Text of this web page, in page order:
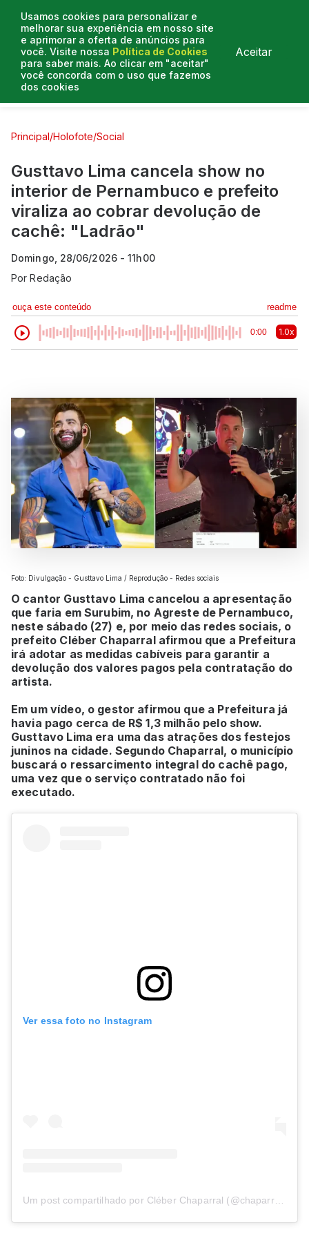
Usamos cookies para personalizar e
melhorar sua experiência em nosso site
e aprimorar a oferta de anúncios para
você. Visite nossa Política de Cookies
para saber mais. Ao clicar em "aceitar"
você concorda com o uso que fazemos
dos cookies
Aceitar
Curtas e Venenosas
Principal/Holofote/Social
Gusttavo Lima cancela show no
interior de Pernambuco e prefeito
viraliza ao cobrar devolução de
cachê: "Ladrão"
Domingo, 28/06/2026 - 11h00
PorRedação
ouça este conteúdo readme
0:00 1.0x
Foto: Divulgação - Gusttavo Lima / Reprodução - Redes sociais
O cantor Gusttavo Lima cancelou a apresentação
que faria em Surubim, no Agreste de Pernambuco,
neste sábado (27) e, por meio das redes sociais, o
prefeito Cléber Chaparral afirmou que a Prefeitura
irá adotar as medidas cabíveis para garantir a
devolução dos valores pagos pela contratação do
artista.
Em um vídeo, o gestor afirmou que a Prefeitura já
havia pago cerca de R$ 1,3 milhão pelo show.
Gusttavo Lima era uma das atrações dos festejos
juninos na cidade. Segundo Chaparral, o município
buscará o ressarcimento integral do cachê pago,
uma vez que o serviço contratado não foi
executado.
Ver essa foto no Instagram
Um post compartilhado por Cléber Chaparral (@chaparralcleber)